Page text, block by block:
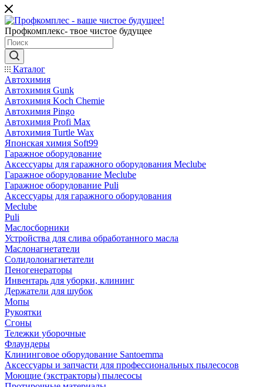
Профкомплекс- твое чистое будущее
Каталог
Автохимия
Автохимия Gunk
Автохимия Koch Chemie
Автохимия Pingo
Автохимия Profi Max
Автохимия Turtle Wax
Японская химия Soft99
Гаражное оборудование
Аксессуары для гаражного оборудования Meclube
Гаражное оборудование Meclube
Гаражное оборудование Puli
Аксессуары для гаражного оборудования
Meclube
Puli
Маслосборники
Устройства для слива обработанного масла
Маслонагнетатели
Солидолонагнетатели
Пеногенераторы
Инвентарь для уборки, клининг
Держатели для шубок
Мопы
Рукоятки
Сгоны
Тележки уборочные
Флаундеры
Клининговое оборудование Santoemma
Аксессуары и запчасти для профессиональных пылесосов
Моющие (экстракторы) пылесосы